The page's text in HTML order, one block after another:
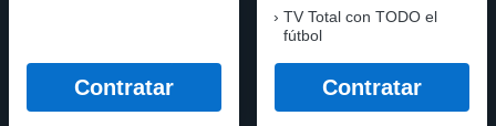
Contratar
TV Total con TODO el
fútbol
Contratar